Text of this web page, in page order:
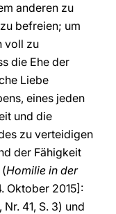
anderen zu
befreien; um
voll zu
die Ehe der
Liebe
eines jeden
und die
zu verteidigen
der Fähigkeit
Homilie in der
Oktober 2015]:
41, S. 3) und